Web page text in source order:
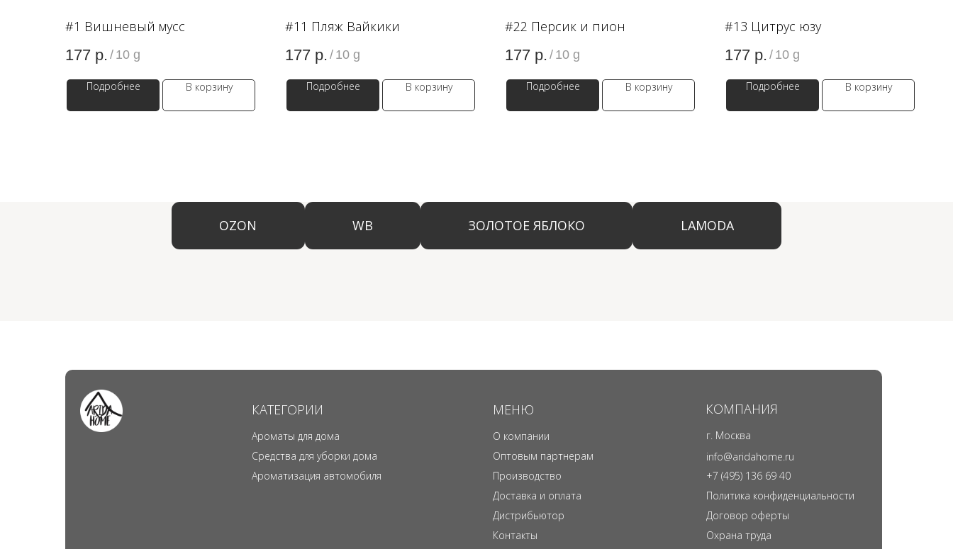
#1 Вишневый мусс
177 р. / 10 g
Подробнее В корзину
#11 Пляж Вайкики
177 р. / 10 g
Подробнее В корзину
#22 Персик и пион
177 р. / 10 g
Подробнее В корзину
#13 Цитрус юзу
177 р. / 10 g
Подробнее В корзину
OZON WB ЗОЛОТОЕ ЯБЛОКО LAMODA
КАТЕГОРИИ
Ароматы для дома
Ароматизация автомобиля
Средства для уборки дома
МЕНЮ
О компании
Производство
Оптовым партнерам
Контакты
КОМПАНИЯ
г. Москва
info@aridahome.ru
+7 (495) 136 69 40
Политика конфиденциальности
Договор оферты
Охрана труда
Дистрибьютор
Доставка и оплата